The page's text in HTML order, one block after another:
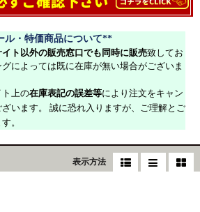
ル・特価商品について**
イト以外の販売窓口でも同時に販売致してお
によっては既に在庫が無い場合がございま
ト上の在庫表記の誤差等により注文をキャン
います。 誠に恐れ入りますが、ご理解とご
。
表示方法